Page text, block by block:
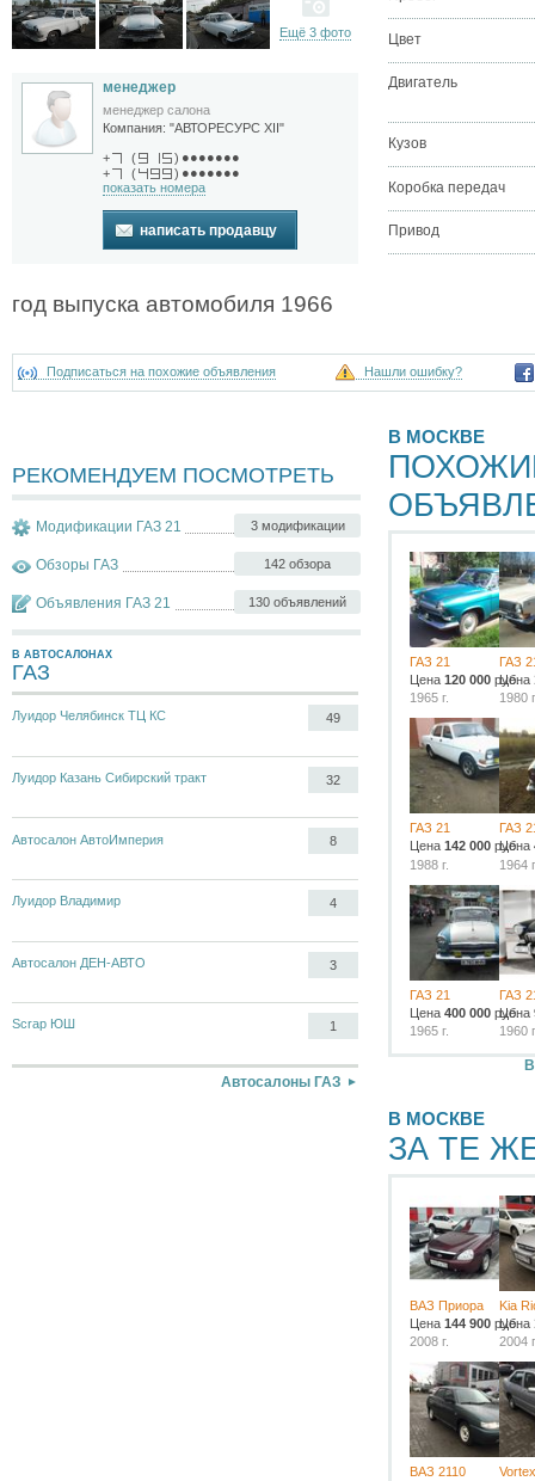
Ещё 3 фото
менеджер
менеджер салона
Компания: "АВТОРЕСУРС XII"
+ ( ) ●●●●●●●
+
( ) ●●●●●●●
показать номера
написать продавцу
Цвет
Двигатель
Кузов
Коробка передач
Привод
год выпуска автомобиля 1966
Подписаться на похожие объявления Нашли ошибку?
РЕКОМЕНДУЕМ ПОСМОТРЕТЬ
3 модификации
Модификации ГАЗ 21
142 обзора
Обзоры ГАЗ
130 объявлений
Объявления ГАЗ 21
В АВТОСАЛОНАХ
ГАЗ
Луидор Челябинск ТЦ КС 49
Луидор Казань Сибирский тракт 32
Автосалон АвтоИмперия 8
Луидор Владимир 4
Автосалон ДЕН-АВТО 3
Scrap ЮШ 1
Автосалоны ГАЗ
В МОСКВЕ
ГАЗ 21
Цена 120 000 руб.
1965 г.
ГАЗ
Цена
1980
ГАЗ 21
Цена 142 000 руб.
1988 г.
ГАЗ
Цена
1964
ГАЗ 21
Цена 400 000 руб.
1965 г.
ГАЗ
Цена
1960
В МОСКВЕ
ЗА ТЕ
ВАЗ Приора
Цена 144 900 руб.
2008 г.
Kia
Цена
2004
ВАЗ 2110